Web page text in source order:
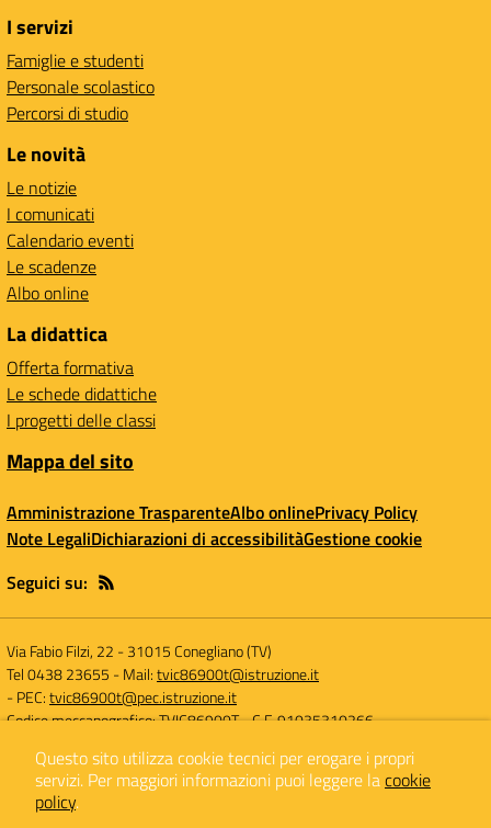
I servizi
Famiglie e studenti
Personale scolastico
Percorsi di studio
Le novità
Le notizie
I comunicati
Calendario eventi
Le scadenze
Albo online
La didattica
Offerta formativa
Le schede didattiche
I progetti delle classi
Mappa del sito
Amministrazione TrasparenteAlbo onlinePrivacy Policy
Note LegaliDichiarazioni di accessibilitàGestione cookie
Seguici su:
Via Fabio Filzi, 22 -31015 Conegliano (TV)
Tel 0438 23655 - Mail:tvic86900t@istruzione.it
- PEC:tvic86900t@pec.istruzione.it
Codice meccanografico: TVIC86900T- C.F. 91035310266
Concept & Design by
Designers Italia
Questo sito utilizza cookie tecnici per erogare i propri
servizi. Per maggiori informazioni puoi leggere lacookie
policy.